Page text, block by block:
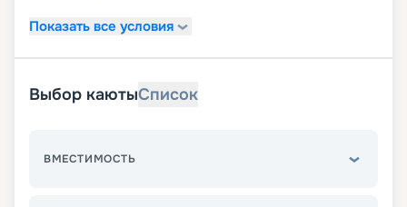
Показать все условия
Выбор каютыСписок
ВМЕСТИМОСТЬ